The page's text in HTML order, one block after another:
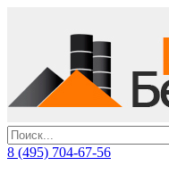
8 (495) 704-67-56